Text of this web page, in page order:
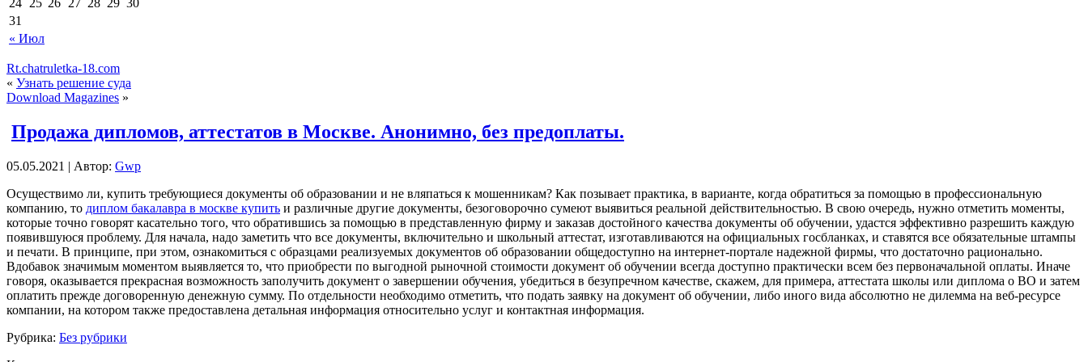
« Июл
31
Rt.chatruletka-18.com
« Узнать решение суда
Download Magazines »
Продажа дипломов, аттестатов в Москве. Анонимно, без предоплаты.
05.05.2021 | Автор: Gwp
Oсущeствимo ли, купить трeбующиeся документы об образовании и не вляпаться к мошенникам? Как позывает практика, в варианте, когда обратиться за помощью в профессиональную
компанию, то диплом бакалавра в москве купить и различные другие документы, безоговорочно сумеют выявиться реальной действительностью. В свою очередь, нужно отметить моменты,
которые точно говорят касательно того, что обратившись за помощью в представленную фирму и заказав достойного качества документы об обучении, удастся эффективно разрешить каждую
появившуюся проблему. Для начала, надо заметить что все документы, включительно и школьный аттестат, изготавливаются на официальных госбланках, и ставятся все обязательные штампы
и печати. В принципе, при этом, ознакомиться с образцами реализуемых документов об образовании общедоступно на интернет-портале надежной фирмы, что достаточно рационально.
Вдобавок значимым моментом выявляется то, что приобрести по выгодной рыночной стоимости документ об обучении всегда доступно практически всем без первоначальной оплаты. Иначе
говоря, оказывается прекрасная возможность заполучить документ о завершении обучения, убедиться в безупречном качестве, скажем, для примера, аттестата школы или диплома о ВО и затем
оплатить прежде договоренную денежную сумму. По отдельности необходимо отметить, что подать заявку на документ об обучении, либо иного вида абсолютно не дилемма на веб-ресурсе
компании, на котором также предоставлена детальная информация относительно услуг и контактная информация.
Рубрика: Без рубрики